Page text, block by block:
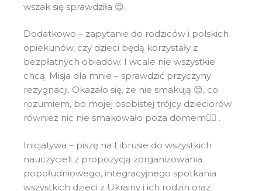
wszak się sprawdziła 😊.
Dodatkowo – zapytanie do rodziców i polskich
opiekunów, czy dzieci będą korzystały z
bezpłatnych obiadów. I wcale nie wszystkie
chcą. Misja dla mnie – sprawdzić przyczyny
rezygnacji. Okazało się, że nie smakują 😊, co
rozumiem, bo mojej osobistej trójcy dzieciorów
również nic nie smakowało poza domem🤷‍♀️ .
Inicjatywa – piszę na Librusie do wszystkich
nauczycieli z propozycją zorganizowania
popołudniowego, integracyjnego spotkania
wszystkich dzieci z Ukrainy i ich rodzin oraz